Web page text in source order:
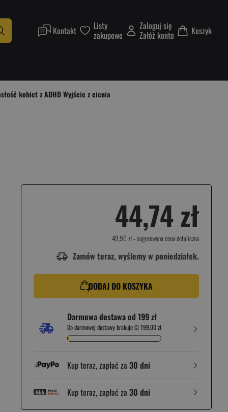
Kontakt Listy
zakupowe
Zaloguj się
Załóż konto Koszyk
kobiet z ADHD Wyjście z cienia
44,74 zł
49,90 zł- sugerowana cena detaliczna
Zamów teraz, wyślemy w poniedziałek.
DODAJ DO KOSZYKA
Darmowa dostawa od 199 zł
Do darmowej dostawy brakuje Ci 199,00 zł
Kup teraz, zapłać za 30 dni
Kup teraz, zapłać za 30 dni